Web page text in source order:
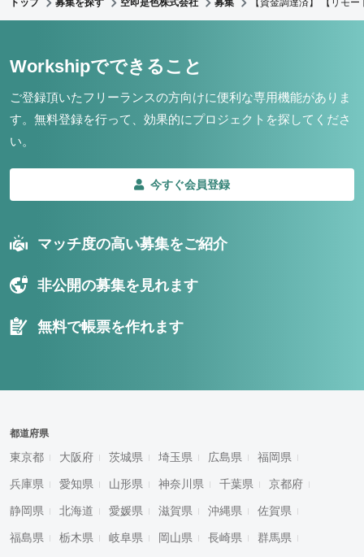
トップ 募集を探す 空即是色株式会社 募集 【資金調達済】 【リモ
Workshipでできること
ご登録頂いたフリーランスの方向けに便利な専用機能がありま
す。 無料登録を行って、効果的にプロジェクトを探してくださ
い。
今すぐ会員登録
マッチ度の高い募集をご紹介
非公開の募集を見れます
無料で帳票を作れます
都道府県
東京都 大阪府 茨城県 埼玉県 広島県 福岡県
兵庫県 愛知県 山形県 神奈川県 千葉県 京都府
静岡県 北海道 愛媛県 滋賀県 沖縄県 佐賀県
福島県 栃木県 岐阜県 岡山県 長崎県 群馬県